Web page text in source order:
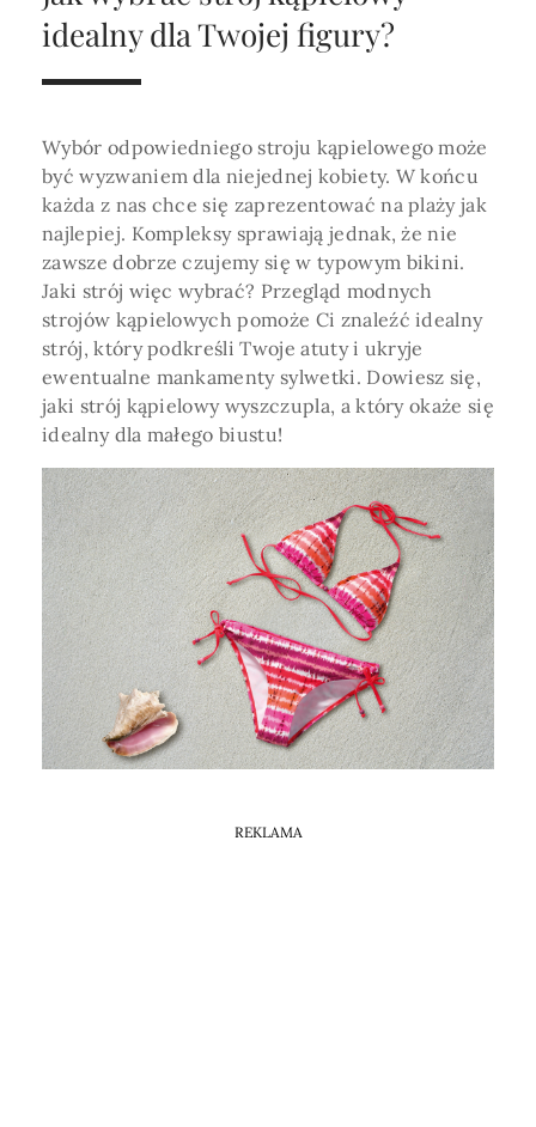
Horoskop Roczny 2026
Horoskop Biznesowy
Horoskop Zdrowotny
Horoskop Numerologiczny
Horoskop Numerologiczny na 2026
Horoskop Ziołowy
Horoskop Chiński 2026
Horoskop Egipski
Horoskop Słowiański
Horoskop Mongolski
Magia
Niezwykły świat
Tarot3 karty
Magia imion
Sekshoroskop
PrzepowiedniaWenus
TarotKrzyż Celtycki
medycznej ani finansowej.
SKLEP
PROFIL
Zaloguj się lub dołącz
SZUKAJ
ZAPRASZAMY DO ŚLEDZENIA ASTROMAGII
idealny dla Twojej figury?
Wybór odpowiedniego stroju kąpielowego może
być wyzwaniem dla niejednej kobiety. W końcu
każda z nas chce się zaprezentować na plaży jak
najlepiej. Kompleksy sprawiają jednak, że nie
zawsze dobrze czujemy się w typowym bikini.
Jaki strój więc wybrać? Przegląd modnych
strojów kąpielowych pomoże Ci znaleźć idealny
strój, który podkreśli Twoje atuty i ukryje
ewentualne mankamenty sylwetki. Dowiesz się,
jaki strój kąpielowy wyszczupla, a który okaże się
idealny dla małego biustu!
REKLAMA